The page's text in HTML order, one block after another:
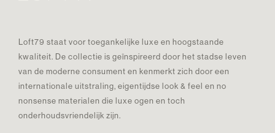
Loft79 staat voor toegankelijke luxe en hoogstaande
kwaliteit. De collectie is geïnspireerd door het stadse leven
van de moderne consument en kenmerkt zich door een
internationale uitstraling, eigentijdse look & feel en no
nonsense materialen die luxe ogen en toch
onderhoudsvriendelijk zijn.